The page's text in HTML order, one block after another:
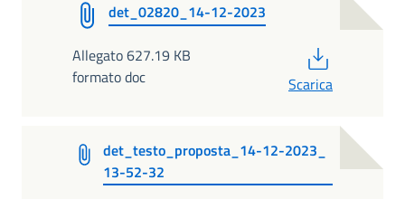
det_02820_14-12-2023
Allegato 627.19 KB
formato doc
Scarica
det_testo_proposta_14-12-2023_
13-52-32